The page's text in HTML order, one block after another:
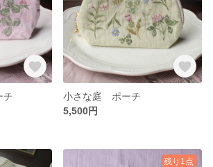
チ
小さな庭 ポーチ
5,500円
残り1点